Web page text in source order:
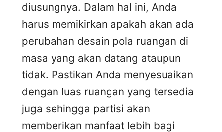
diusungnya. Dalam hal ini, Anda
harus memikirkan apakah akan ada
perubahan desain pola ruangan di
masa yang akan datang ataupun
tidak. Pastikan Anda menyesuaikan
dengan luas ruangan yang tersedia
juga sehingga partisi akan
memberikan manfaat lebih bagi